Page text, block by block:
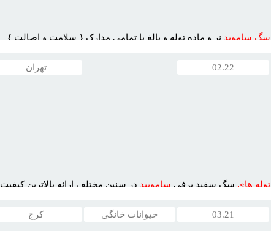
سگ سامويد نر و ماده توله و بالغ با تمامي مدارک { سلامت و اصالت }
02.22
تهران
توله هاي سگ سفيد برفي ساموييد در سنين مختلف ارائه بالاترين کيفيت
03.21 حیوانات خانگی کرج